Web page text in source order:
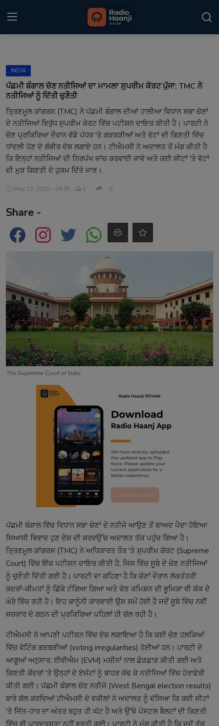
Home
Punjabi Podcast
Kitaab Kahani
Gallery
Sponsors
Matrimonial
Event
Contact
INDIA
ਪੱਛਮੀ ਬੰਗਾਲ ਚੋਣ ਨਤੀਜਿਆਂ ਦਾ ਮਾਮਲਾ ਸੁਪਰੀਮ ਕੋਰਟ ਪੁੱਜਾ; TMC ਨੇ
ਨਤੀਜਿਆਂ ਨੂੰ ਦਿੱਤੀ ਚੁਣੌਤੀ
ਤ੍ਰਿਣਮੂਲ ਕਾਂਗਰਸ (TMC) ਨੇ ਪੱਛਮੀ ਬੰਗਾਲ ਦੀਆਂ ਹਾਲੀਆ ਵਿਧਾਨ ਸਭਾ ਚੋਣਾਂ
ਦੇ ਨਤੀਜਿਆਂ ਵਿਰੁੱਧ ਸੁਪਰੀਮ ਕੋਰਟ ਵਿੱਚ ਪਟੀਸ਼ਨ ਦਾਇਰ ਕੀਤੀ ਹੈ। ਪਾਰਟੀ ਨੇ
ਚੋਣ ਪ੍ਰਕਿਰਿਆ ਦੌਰਾਨ ਵੱਡੇ ਪੱਧਰ 'ਤੇ ਗੜਬੜੀਆਂ ਅਤੇ ਵੋਟਾਂ ਦੀ ਗਿਣਤੀ ਵਿੱਚ
ਧਾਂਦਲੀ ਹੋਣ ਦੇ ਗੰਭੀਰ ਦੋਸ਼ ਲਗਾਏ ਹਨ। ਟੀਐਮਸੀ ਨੇ ਅਦਾਲਤ ਤੋਂ ਮੰਗ ਕੀਤੀ ਹੈ
ਕਿ ਇਨ੍ਹਾਂ ਨਤੀਜਿਆਂ ਦੀ ਨਿਰਪੱਖ ਜਾਂਚ ਕਰਵਾਈ ਜਾਵੇ ਅਤੇ ਕਈ ਸੀਟਾਂ 'ਤੇ ਵੋਟਾਂ
ਦੀ ਮੁੜ ਗਿਣਤੀ ਦੇ ਹੁਕਮ ਦਿੱਤੇ ਜਾਣ।
May 12, 2026 - 04:05 0 0
Share -
The Supereme Court of India
ਪੱਛਮੀ ਬੰਗਾਲ ਵਿੱਚ ਵਿਧਾਨ ਸਭਾ ਚੋਣਾਂ ਦੇ ਨਤੀਜੇ ਆਉਣ ਤੋਂ ਬਾਅਦ ਪੈਦਾ ਹੋਇਆ
ਸਿਆਸੀ ਵਿਵਾਦ ਹੁਣ ਦੇਸ਼ ਦੀ ਸਰਵਉੱਚ ਅਦਾਲਤ ਤੱਕ ਪਹੁੰਚ ਗਿਆ ਹੈ।
ਤ੍ਰਿਣਮੂਲ ਕਾਂਗਰਸ (TMC) ਨੇ ਅਧਿਕਾਰਤ ਤੌਰ 'ਤੇ ਸੁਪਰੀਮ ਕੋਰਟ (Supreme
Court) ਵਿੱਚ ਇੱਕ ਪਟੀਸ਼ਨ ਦਾਇਰ ਕੀਤੀ ਹੈ, ਜਿਸ ਵਿੱਚ ਸੂਬੇ ਦੇ ਚੋਣ ਨਤੀਜਿਆਂ
ਨੂੰ ਚੁਣੌਤੀ ਦਿੱਤੀ ਗਈ ਹੈ। ਪਾਰਟੀ ਦਾ ਕਹਿਣਾ ਹੈ ਕਿ ਚੋਣਾਂ ਦੌਰਾਨ ਲੋਕਤੰਤਰੀ
ਕਦਰਾਂ-ਕੀਮਤਾਂ ਨੂੰ ਛਿੱਕੇ ਟੰਗਿਆ ਗਿਆ ਅਤੇ ਚੋਣ ਕਮਿਸ਼ਨ ਦੀ ਭੂਮਿਕਾ ਵੀ ਸ਼ੱਕ ਦੇ
ਘੇਰੇ ਵਿੱਚ ਰਹੀ ਹੈ। ਇਹ ਕਾਨੂੰਨੀ ਕਾਰਵਾਈ ਉਸ ਸਮੇਂ ਹੋਈ ਹੈ ਜਦੋਂ ਸੂਬੇ ਵਿੱਚ ਨਵੀਂ
ਸਰਕਾਰ ਦੇ ਗਠਨ ਦੀ ਪ੍ਰਕਿਰਿਆ ਪਹਿਲਾਂ ਹੀ ਚੱਲ ਰਹੀ ਹੈ।
ਟੀਐਮਸੀ ਨੇ ਆਪਣੀ ਪਟੀਸ਼ਨ ਵਿੱਚ ਦੋਸ਼ ਲਗਾਇਆ ਹੈ ਕਿ ਕਈ ਚੋਣ ਹਲਕਿਆਂ
ਵਿੱਚ ਵੋਟਿੰਗ ਗੜਬੜੀਆਂ (voting irregularities) ਹੋਈਆਂ ਹਨ। ਪਾਰਟੀ ਦੇ
ਆਗੂਆਂ ਅਨੁਸਾਰ, ਈਵੀਐਮ (EVM) ਮਸ਼ੀਨਾਂ ਨਾਲ ਛੇੜਛਾੜ ਕੀਤੀ ਗਈ ਅਤੇ
ਗਿਣਤੀ ਕੇਂਦਰਾਂ 'ਤੇ ਉਨ੍ਹਾਂ ਦੇ ਏਜੰਟਾਂ ਨੂੰ ਬਾਹਰ ਕੱਢ ਕੇ ਨਤੀਜਿਆਂ ਵਿੱਚ ਹੇਰਾਫੇਰੀ
ਕੀਤੀ ਗਈ। ਪੱਛਮੀ ਬੰਗਾਲ ਚੋਣ ਨਤੀਜੇ (West Bengal election results)
ਬਾਰੇ ਗੱਲ ਕਰਦਿਆਂ ਟੀਐਮਸੀ ਦੇ ਵਕੀਲਾਂ ਨੇ ਅਦਾਲਤ ਨੂੰ ਦੱਸਿਆ ਕਿ ਕਈ ਸੀਟਾਂ
'ਤੇ ਜਿੱਤ-ਹਾਰ ਦਾ ਅੰਤਰ ਬਹੁਤ ਹੀ ਘੱਟ ਹੈ ਅਤੇ ਉੱਥੇ ਪੋਸਟਲ ਬੈਲਟਾਂ ਦੀ ਗਿਣਤੀ
ਵਿੱਚ ਵੀ ਪਾਰਦਰਸ਼ਤਾ ਨਹੀਂ ਵਰਤੀ ਗਈ। ਪਾਰਟੀ ਨੇ ਮੰਗ ਕੀਤੀ ਹੈ ਕਿ ਜਦੋਂ ਤੱਕ